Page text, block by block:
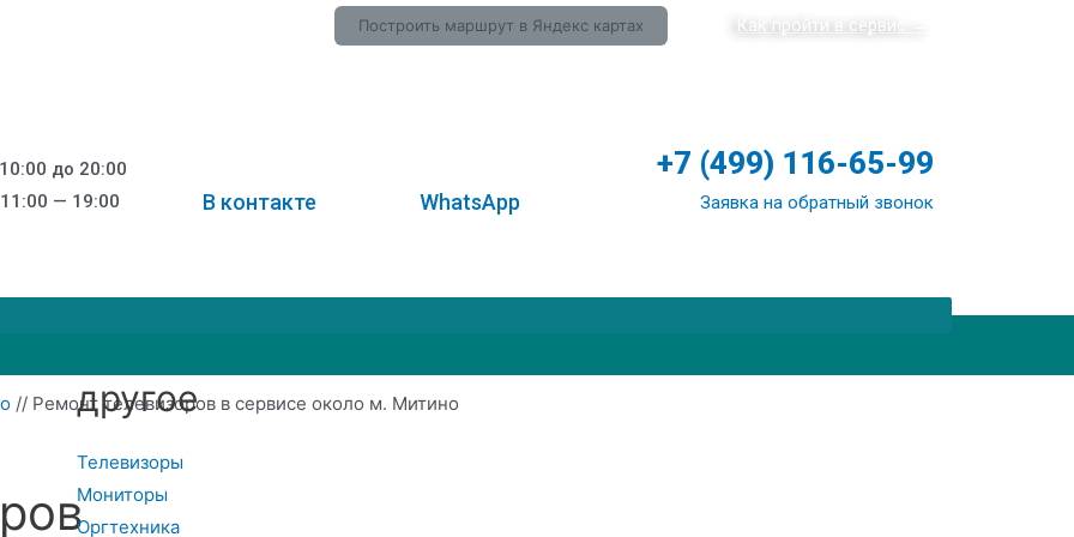
Построить маршрут в Яндекс картах Как пройти в сервис →
до 20:00
— 19:00
В контакте WhatsApp
+7 (499) 116-65-99
Заявка на обратный звонок
другое
Телевизоры
Мониторы
Оргтехника
// Ремонт телевизоров в сервисе около м. Митино